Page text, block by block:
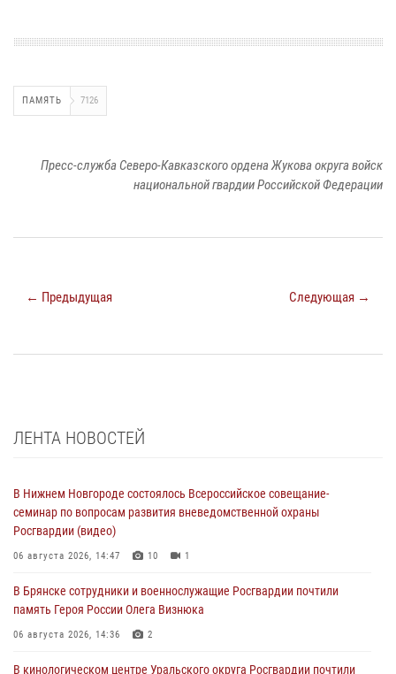
ПАМЯТЬ 7126
Пресс-служба Северо-Кавказского ордена Жукова округа войск
национальной гвардии Российской Федерации
← Предыдущая Следующая →
ЛЕНТА НОВОСТЕЙ
В Нижнем Новгороде состоялось Всероссийское совещание-
семинар по вопросам развития вневедомственной охраны
Росгвардии (видео)
06 августа 2026, 14:47 10 1
В Брянске сотрудники и военнослужащие Росгвардии почтили
память Героя России Олега Визнюка
06 августа 2026, 14:36 2
В кинологическом центре Уральского округа Росгвардии почтили